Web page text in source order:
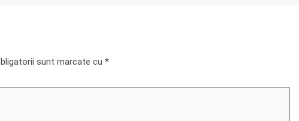
sunt marcate cu *